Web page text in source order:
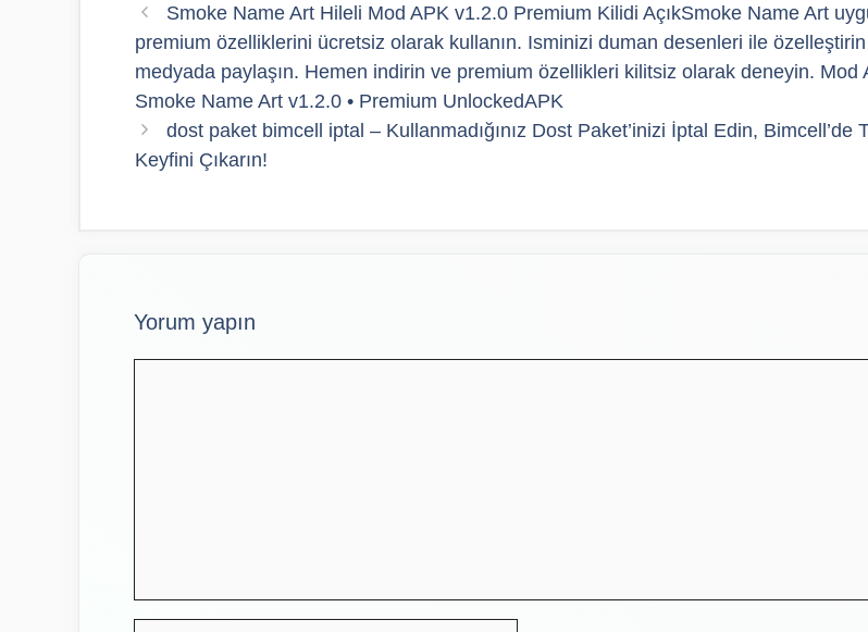
Smoke Name Art Hileli Mod APK v1.2.0 Premium Kilidi AçıkSmoke Name Art
premium özelliklerini ücretsiz olarak kullanın. Isminizi duman desenleri ile
medyada paylaşın. Hemen indirin ve premium özellikleri kilitsiz olarak deneyin. Mod
Smoke Name Art v1.2.0 • Premium UnlockedAPK
dost paket bimcell iptal – Kullanmadığınız Dost Paket’inizi İptal Edin, Bimcell’de
Keyfini Çıkarın!
Yorum yapın